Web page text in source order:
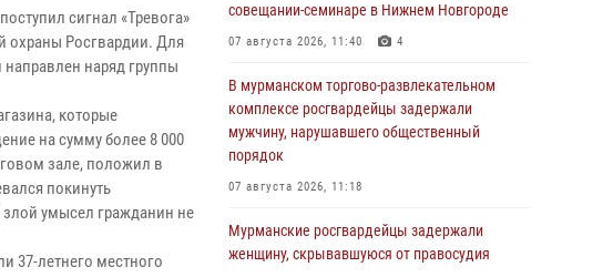
сигнал «Тревога»
охраны Росгвардии. Для
наряд группы
которые
на сумму более 8 000
зале, положил в
покинуть
злой умысел гражданин не
37-летнего местного
совещании-семинаре в Нижнем Новгороде
07 августа 2026, 11:40 4
В мурманском торгово-развлекательном
комплексе росгвардейцы задержали
мужчину, нарушавшего общественный
порядок
07 августа 2026, 11:18
Мурманские росгвардейцы задержали
женщину, скрывавшуюся от правосудия